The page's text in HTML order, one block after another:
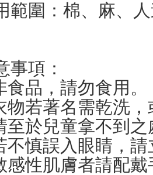
範圍：棉、麻、
事項：
食品，請勿食用。
物若著名需乾洗，
至於兒童拿不到之
不慎誤入眼睛，請
感性肌膚者請配戴